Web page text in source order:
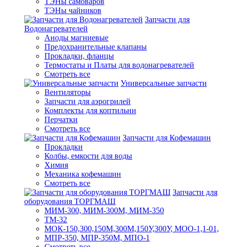
ТЭНы чайников
Запчасти для
Водонагревателей
Аноды магниевые
Предохранительные клапаны
Прокладки, фланцы
Термостаты и Платы для водонагревателей
Смотреть все
Универсальные запчасти
Вентиляторы
Запчасти для аэрогрилей
Комплекты для коптильни
Перчатки
Смотреть все
Запчасти для Кофемашин
Прокладки
Колбы, емкости для воды
Химия
Механика кофемашин
Смотреть все
Запчасти для
оборудования ТОРГМАШ
МИМ-300, МИМ-300М, МИМ-350
ТМ-32
МОК-150,300,150М,300М,150У,300У, МОО-1,1-01,
МПР-350, МПР-350М, МПО-1